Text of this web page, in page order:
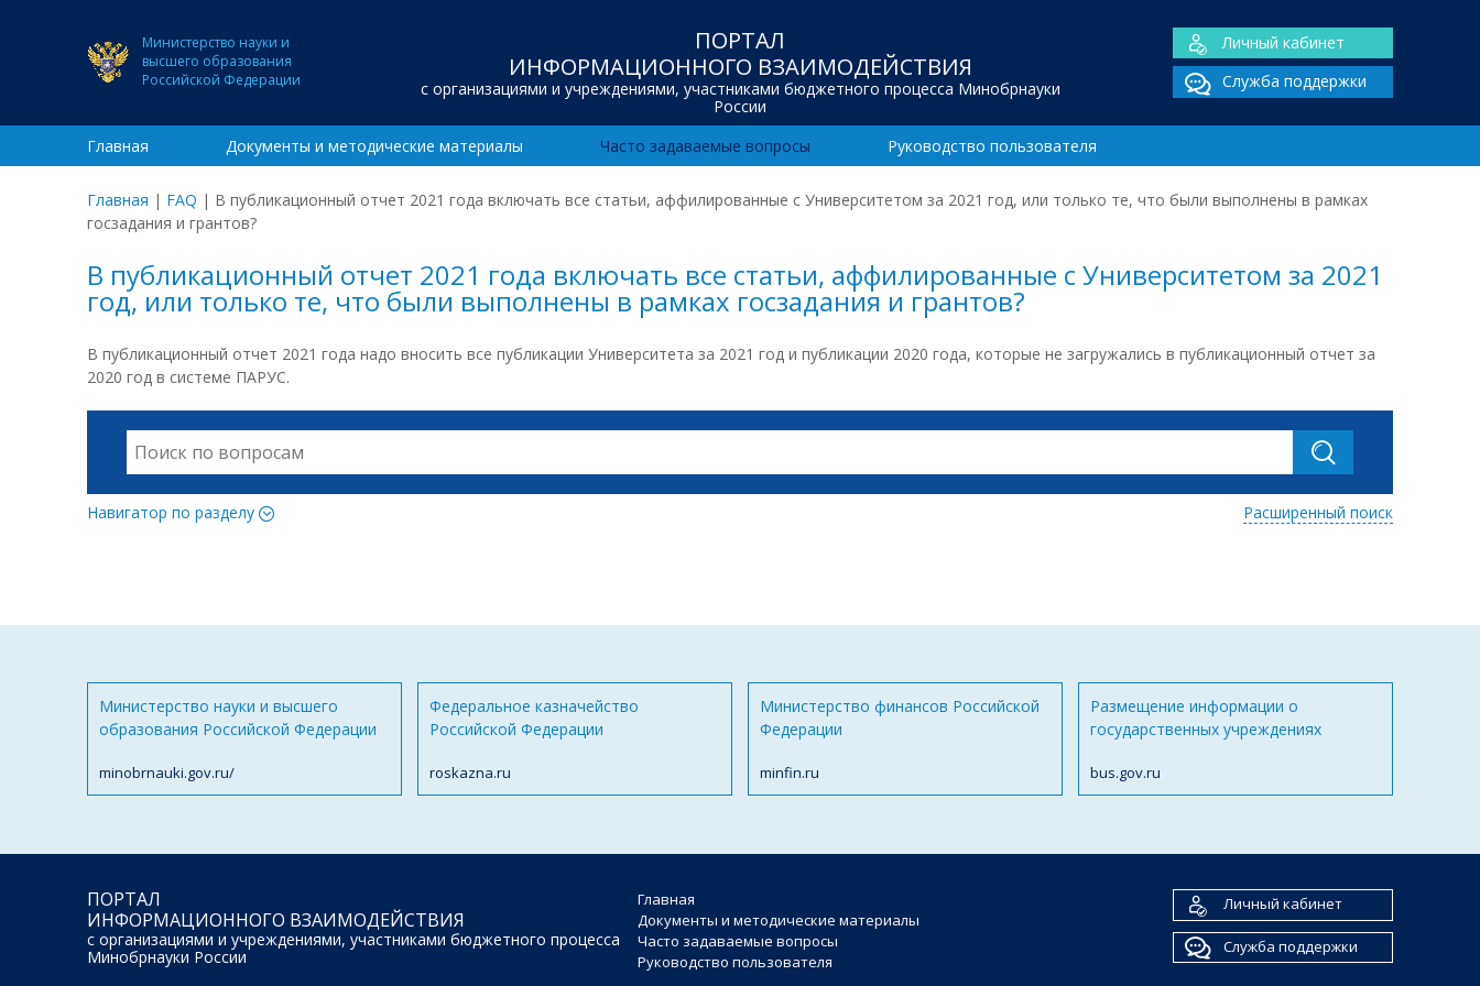
Министерство науки и
высшего образования
Российской Федерации
ПОРТАЛ
ИНФОРМАЦИОННОГО ВЗАИМОДЕЙСТВИЯ
с организациями и учреждениями, участниками бюджетного процесса Минобрнауки
России
Личный кабинет
Служба поддержки
Главная Документы и методические материалы Часто задаваемые вопросы Руководство пользователя
Главная | FAQ | В публикационный отчет 2021 года включать все статьи, аффилированные с Университетом за 2021 год, или только те, что были выполнены в рамках
госзадания и грантов?
В публикационный отчет 2021 года включать все статьи, аффилированные с Университетом за 2021
год, или только те, что были выполнены в рамках госзадания и грантов?
В публикационный отчет 2021 года надо вносить все публикации Университета за 2021 год и публикации 2020 года, которые не загружались в публикационный отчет за
2020 год в системе ПАРУС.
Навигатор по разделу Расширенный поиск
Министерство науки и высшего
образования Российской Федерации
minobrnauki.gov.ru/
Федеральное казначейство
Российской Федерации
roskazna.ru
Министерство финансов Российской
Федерации
minfin.ru
Размещение информации о
государственных учреждениях
bus.gov.ru
ПОРТАЛ
ИНФОРМАЦИОННОГО ВЗАИМОДЕЙСТВИЯ
с организациями и учреждениями, участниками бюджетного процесса
Минобрнауки России
Главная
Документы и методические материалы
Часто задаваемые вопросы
Руководство пользователя
Личный кабинет
Служба поддержки